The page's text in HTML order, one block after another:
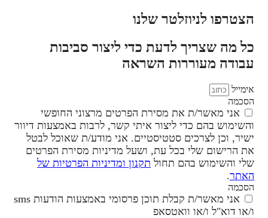
הצטרפו לניוזלטר שלנו
כל מה שצריך לדעת כדי ליצור סביבות
עבודה מעוררות השראה
אימייל
הסכמה
אני מאשר/ת את מסירת הפרטים מרצוני החופשי
והשימוש בהם כדי ליצור איתי קשר, לרבות באמצעות דיוור
ישיר, וכן לצרכים סטטיסטיים. אני מודע/ת שאוכל לבטל
את הרישום שלי בכל עת, ושעל מדיניות מסירת הפרטים
שלי והשימוש בהם תחול תקנון ומדיניות הפרטיות של
האתר.
הסכמה
אני מאשר/ת קבלת תוכן פרסומי באמצעות הודעות sms
ו/או דוא"ל ו/או וואטסאפ